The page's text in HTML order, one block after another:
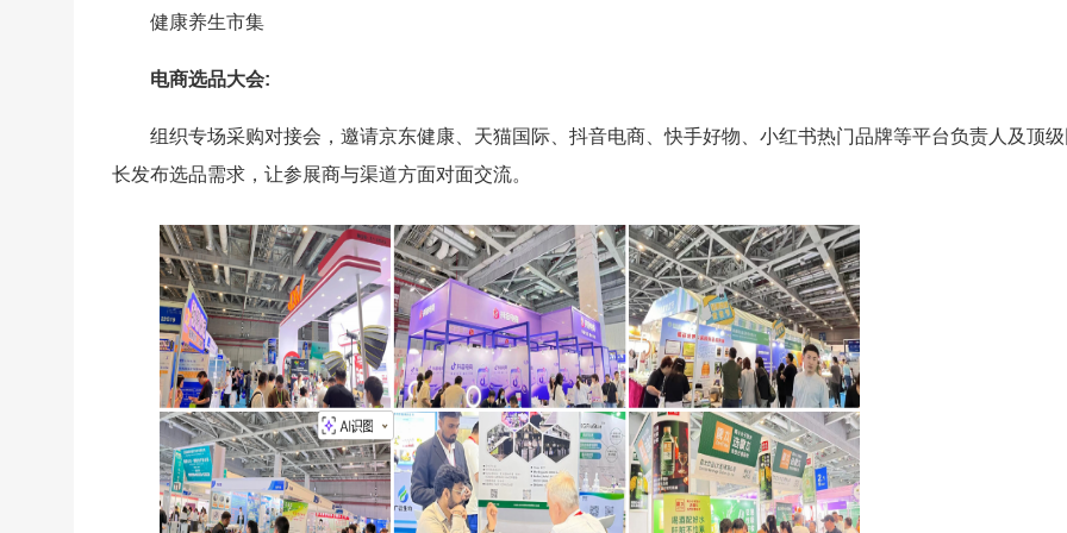
健康养生市集
电商选品大会:
组织专场采购对接会，邀请京东健康、天猫国际、抖音电商、快手好物、小红书热门品牌等平台负责人及顶
长发布选品需求，让参展商与渠道方面对面交流。